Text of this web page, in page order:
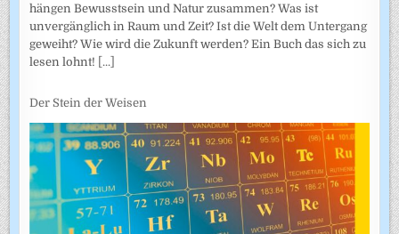
hängen Bewusstsein und Natur zusammen? Was ist
unvergänglich in Raum und Zeit? Ist die Welt dem Untergang
geweiht? Wie wird die Zukunft werden? Ein Buch das sich zu
lesen lohnt! [...]
Der Stein der Weisen